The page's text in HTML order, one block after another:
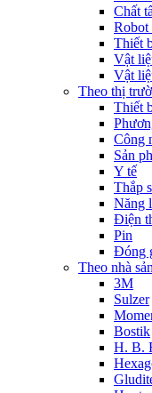
Chất
Robot
Thiết
Vật
Vật
Theo thị
Thiết
Công
Sản
Y tế
Thắp
Năng
Điện
Pin
Đóng
Theo nhà
3M
Sulzer
Bostik
H. B.